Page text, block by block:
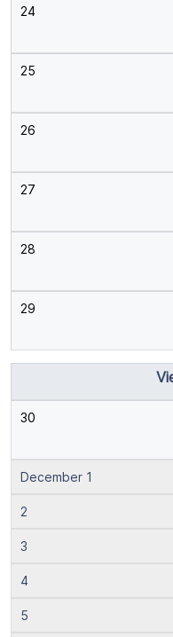
24
25
26
27
28
29
30
December 1
2
3
4
5